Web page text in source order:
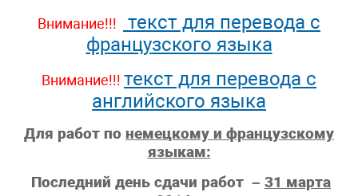
Внимание!!!
текст для перевода с
французского языка
Внимание!!! текст для перевода с
английского языка
Для работ по немецкому и французскому
языкам:
Последний день сдачи работ – 31 марта